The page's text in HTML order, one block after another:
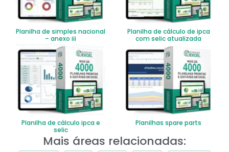
Planilha de simples nacional
– anexo iii
Planilha de cálculo de ipca
com selic atualizada
Planilha de cálculo ipca e
selic
Planilhas spare parts
Mais áreas relacionadas: